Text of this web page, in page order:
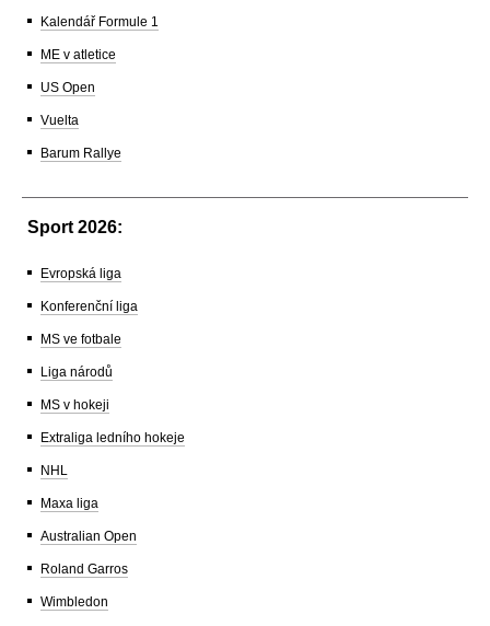
Kalendář Formule 1
ME v atletice
US Open
Vuelta
Barum Rallye
Sport 2026:
Evropská liga
Konferenční liga
MS ve fotbale
Liga národů
MS v hokeji
Extraliga ledního hokeje
NHL
Maxa liga
Australian Open
Roland Garros
Wimbledon